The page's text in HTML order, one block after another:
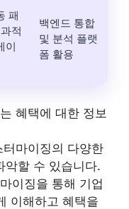
패
적
이
백엔드 통합
및 분석 플랫
폼 활용
혜택에 대한 정보
마이징의 다양한
악할 수 있습니다.
이징을 통해 기업
이해하고 혜택을